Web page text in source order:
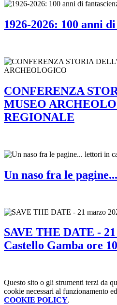
1926-2026: 100 anni
CONFERENZA
MUSEO
REGIONALE
Un naso fra le
SAVE THE DATE -
Castello Gamba ore
Questo sito o gli strumenti terzi da
cookie necessari al funzionamento
COOKIE POLICY.